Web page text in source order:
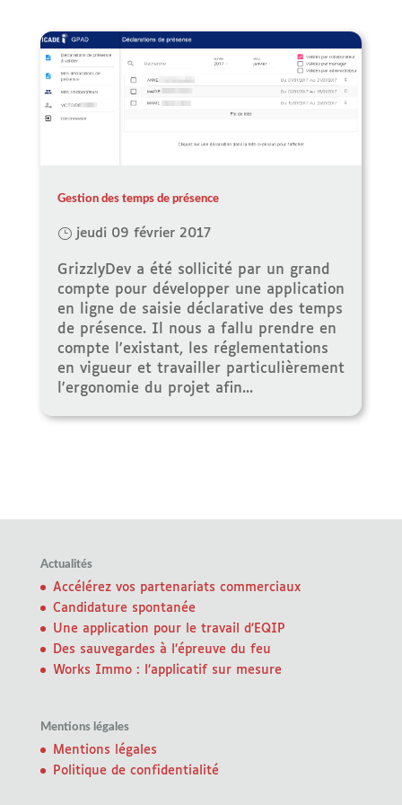
Gestion des temps de présence
jeudi 09 février 2017
GrizzlyDev a été sollicité par un grand
compte pour développer une application
en ligne de saisie déclarative des temps
de présence. Il nous a fallu prendre en
compte l'existant, les réglementations
en vigueur et travailler particulièrement
l'ergonomie du projet afin...
Actualités
Accélérez vos partenariats commerciaux
Candidature spontanée
Une application pour le travail d’EQIP
Des sauvegardes à l’épreuve du feu
Works Immo : l’applicatif sur mesure
Mentions légales
Mentions légales
Politique de confidentialité